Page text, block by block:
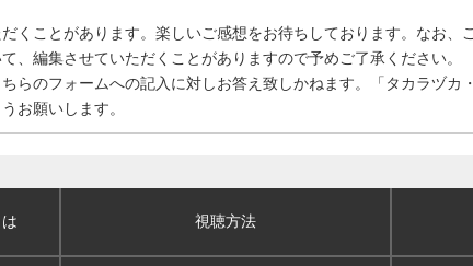
くことがあります。楽しいご感想をお待ちしております。なお、
、編集させていただくことがありますので予めご了承ください。
らのフォームへの記入に対しお答え致しかねます。「タカラヅカ
お願いします。
視聴方法